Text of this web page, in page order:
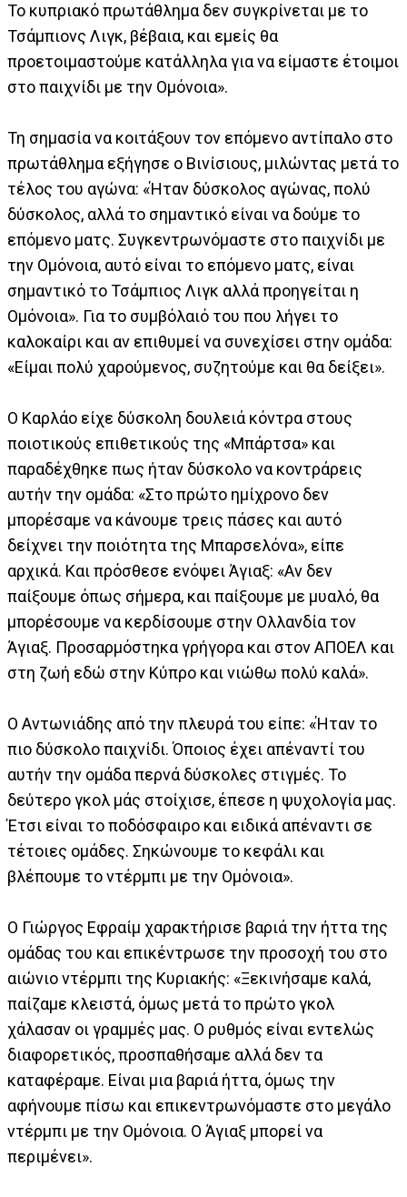
Το κυπριακό πρωτάθλημα δεν συγκρίνεται με το
Τσάμπιονς Λιγκ, βέβαια, και εμείς θα
προετοιμαστούμε κατάλληλα για να είμαστε έτοιμοι
στο παιχνίδι με την Ομόνοια».
Τη σημασία να κοιτάξουν τον επόμενο αντίπαλο στο
πρωτάθλημα εξήγησε ο Βινίσιους, μιλώντας μετά το
τέλος του αγώνα: «Ήταν δύσκολος αγώνας, πολύ
δύσκολος, αλλά το σημαντικό είναι να δούμε το
επόμενο ματς. Συγκεντρωνόμαστε στο παιχνίδι με
την Ομόνοια, αυτό είναι το επόμενο ματς, είναι
σημαντικό το Τσάμπιος Λιγκ αλλά προηγείται η
Ομόνοια». Για το συμβόλαιό του που λήγει το
καλοκαίρι και αν επιθυμεί να συνεχίσει στην ομάδα:
«Είμαι πολύ χαρούμενος, συζητούμε και θα δείξει».
Ο Καρλάο είχε δύσκολη δουλειά κόντρα στους
ποιοτικούς επιθετικούς της «Μπάρτσα» και
παραδέχθηκε πως ήταν δύσκολο να κοντράρεις
αυτήν την ομάδα: «Στο πρώτο ημίχρονο δεν
μπορέσαμε να κάνουμε τρεις πάσες και αυτό
δείχνει την ποιότητα της Μπαρσελόνα», είπε
αρχικά. Και πρόσθεσε ενόψει Άγιαξ: «Αν δεν
παίξουμε όπως σήμερα, και παίξουμε με μυαλό, θα
μπορέσουμε να κερδίσουμε στην Ολλανδία τον
Άγιαξ. Προσαρμόστηκα γρήγορα και στον ΑΠΟΕΛ και
στη ζωή εδώ στην Κύπρο και νιώθω πολύ καλά».
Ο Αντωνιάδης από την πλευρά του είπε: «Ήταν το
πιο δύσκολο παιχνίδι. Όποιος έχει απέναντί του
αυτήν την ομάδα περνά δύσκολες στιγμές. Το
δεύτερο γκολ μάς στοίχισε, έπεσε η ψυχολογία μας.
Έτσι είναι το ποδόσφαιρο και ειδικά απέναντι σε
τέτοιες ομάδες. Σηκώνουμε το κεφάλι και
βλέπουμε το ντέρμπι με την Ομόνοια».
Ο Γιώργος Εφραίμ χαρακτήρισε βαριά την ήττα της
ομάδας του και επικέντρωσε την προσοχή του στο
αιώνιο ντέρμπι της Κυριακής: «Ξεκινήσαμε καλά,
παίζαμε κλειστά, όμως μετά το πρώτο γκολ
χάλασαν οι γραμμές μας. Ο ρυθμός είναι εντελώς
διαφορετικός, προσπαθήσαμε αλλά δεν τα
καταφέραμε. Είναι μια βαριά ήττα, όμως την
αφήνουμε πίσω και επικεντρωνόμαστε στο μεγάλο
ντέρμπι με την Ομόνοια. Ο Άγιαξ μπορεί να
περιμένει».